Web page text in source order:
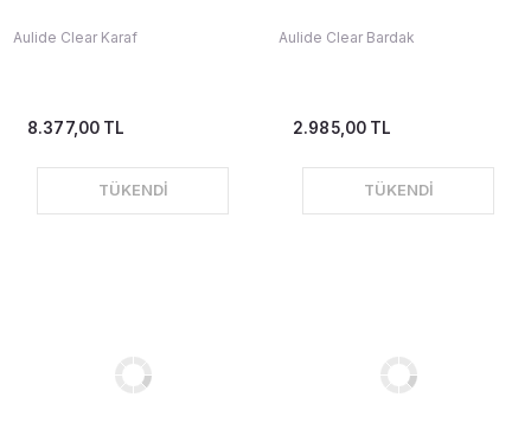
Aulide Clear Karaf
8.377,00 TL
TÜKENDİ
Aulide Clear Bardak
2.985,00 TL
TÜKENDİ